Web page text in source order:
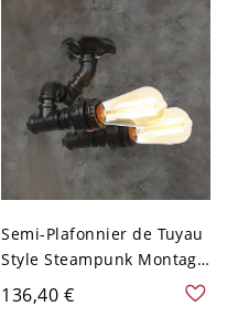
de soucoupe pour couloir
Semi-Plafonnier de Tuyau
Style Steampunk Montage
Semi-Encastré en Métal
Noir - 110 V-120 V Style 4
136,40 €